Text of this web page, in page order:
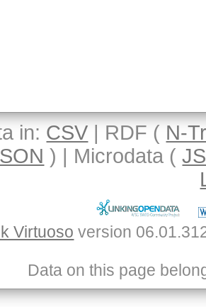
in: CSV | RDF ( N-
) | Microdata (
Virtuoso
Data on this page